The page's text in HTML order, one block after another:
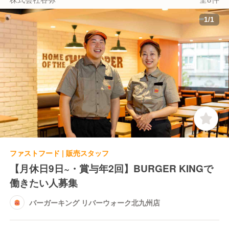
1/1
ファストフード | 販売スタッフ
【月休日9日~・賞与年2回】BURGER KINGで
働きたい人募集
バーガーキング リバーウォーク北九州店